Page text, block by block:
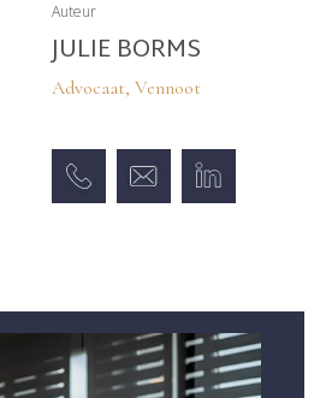
Auteur
JULIE BORMS
Advocaat, Vennoot